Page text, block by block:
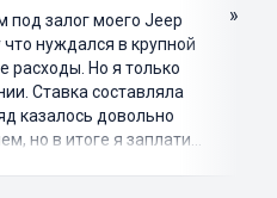
под залог моего Jeep
нуждался в крупной
расходы. Но я только
Ставка составляла
казалось довольно
но в итоге я заплатил
»